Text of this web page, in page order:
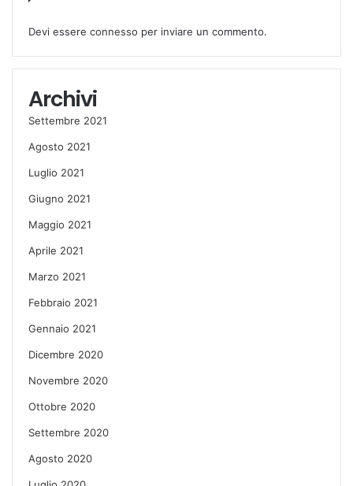
Devi essere connesso per inviare un commento.
Archivi
Settembre 2021
Agosto 2021
Luglio 2021
Giugno 2021
Maggio 2021
Aprile 2021
Marzo 2021
Febbraio 2021
Gennaio 2021
Dicembre 2020
Novembre 2020
Ottobre 2020
Settembre 2020
Agosto 2020